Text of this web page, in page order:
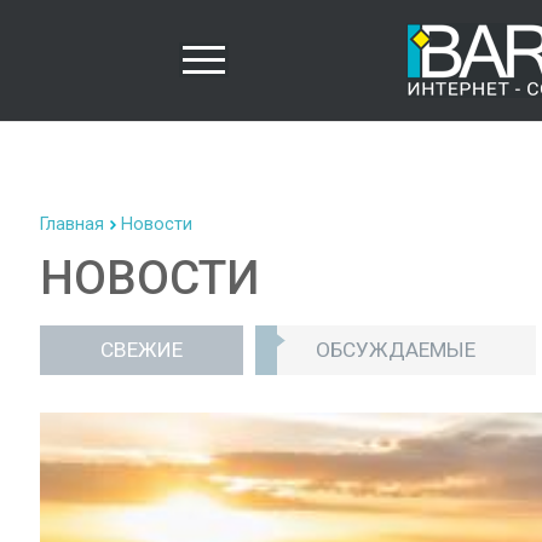
Главная Новости
НОВОСТИ
СВЕЖИЕ ОБСУЖДАЕМЫЕ